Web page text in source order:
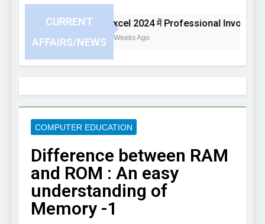
CURRENT
AFFAIRS/NEWS
Excel 2024 में Professional Invoice या
3 Weeks Ago
COMPUTER EDUCATION
Difference between RAM
and ROM : An easy
understanding of
Memory -1